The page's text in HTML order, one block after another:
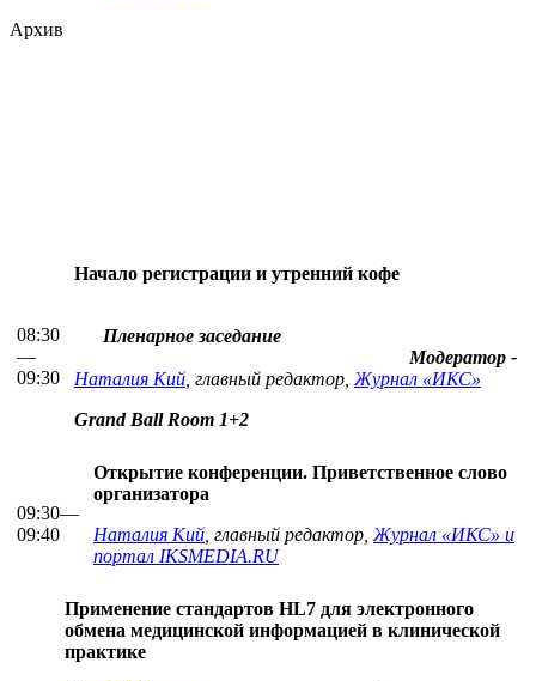
Архив
08:30
—
09:30
Начало регистрации и утренний кофе
Пленарное заседание
Модератор -
Наталия Кий , главный редактор, Журнал «ИКС»
Grand Ball Room 1+2
09:30—
09:40
Открытие конференции. Приветственное слово
организатора
Наталия Кий , главный редактор, Журнал «ИКС» и
портал IKSMEDIA.RU
Применение стандартов HL7 для электронного
обмена медицинской информацией в клинической
практике